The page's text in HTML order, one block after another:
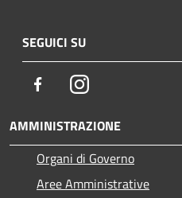
SEGUICI SU
FacebookInstagram
AMMINISTRAZIONE
Organi di Governo
Aree Amministrative